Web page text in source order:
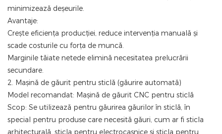
minimizează deșeurile.
Avantaje:
Crește eficiența producției, reduce intervenția manuală și
scade costurile cu forța de muncă.
Marginile tăiate netede elimină necesitatea prelucrării
secundare.
2. Mașină de găurit pentru sticlă (găurire automată)
Model recomandat: Mașină de găurit CNC pentru sticlă
Scop: Se utilizează pentru găurirea găurilor în sticlă, în
special pentru produse care necesită găuri, cum ar fi sticla
arhitecturală, sticla pentru electrocasnice și sticla pentru